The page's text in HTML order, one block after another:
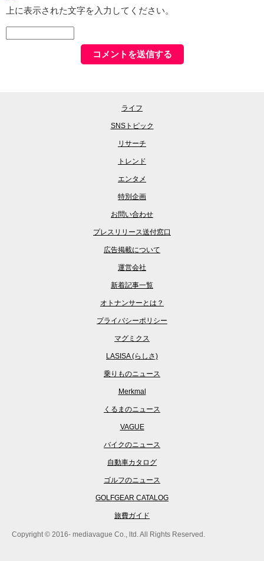
上に表示された文字を入力してください。
ライフ
SNSトピック
リサーチ
トレンド
エンタメ
特別企画
お問い合わせ
プレスリリース送付窓口
広告掲載について
運営会社
新着記事一覧
オトナンサーとは？
プライバシーポリシー
マグミクス
LASISA (らしさ)
乗りものニュース
Merkmal
くるまのニュース
VAGUE
バイクのニュース
自動車カタログ
ゴルフのニュース
GOLFGEAR CATALOG
旅費ガイド
Copyright © 2016- mediavague Co., ltd. All Rights Reserved.